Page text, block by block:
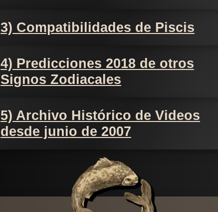
3) Compatibilidades de Piscis
4) Predicciones 2018 de otros
Signos Zodiacales
5) Archivo Histórico de Videos
desde junio de 2007